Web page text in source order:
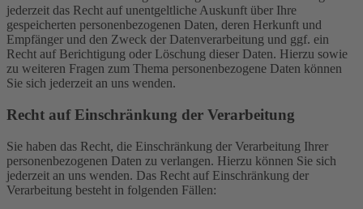
jederzeit das Recht auf unentgeltliche Auskunft über Ihre
gespeicherten personenbezogenen Daten, deren Herkunft und
Empfänger und den Zweck der Datenverarbeitung und ggf. ein
Recht auf Berichtigung oder Löschung dieser Daten. Hierzu sowie
zu weiteren Fragen zum Thema personenbezogene Daten können
Sie sich jederzeit an uns wenden.
Recht auf Einschränkung der Verarbeitung
Sie haben das Recht, die Einschränkung der Verarbeitung Ihrer
personenbezogenen Daten zu verlangen. Hierzu können Sie sich
jederzeit an uns wenden. Das Recht auf Einschränkung der
Verarbeitung besteht in folgenden Fällen: